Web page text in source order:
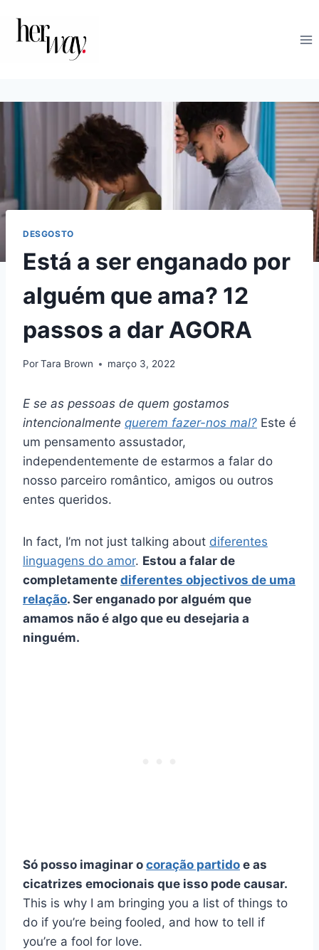
DESGOSTO
Está a ser enganado por
alguém que ama? 12
passos a dar AGORA
PorTara Brown março 3, 2022
E se as pessoas de quem gostamos
intencionalmente querem fazer-nos mal? Este é
um pensamento assustador,
independentemente de estarmos a falar do
nosso parceiro romântico, amigos ou outros
entes queridos.
In fact, I’m not just talking about diferentes
linguagens do amor. Estou a falar de
completamente diferentes objectivos de uma
relação. Ser enganado por alguém que
amamos não é algo que eu desejaria a
ninguém.
Só posso imaginar o coração partido e as
cicatrizes emocionais que isso pode causar.
This is why I am bringing you a list of things to
do if you’re being fooled, and how to tell if
you’re a fool for love.